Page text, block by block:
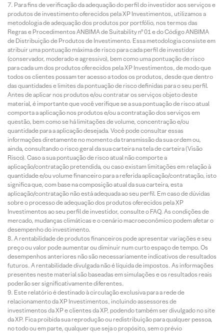
Para fins de verificação da adequação do perfil do investidor aos serviços e
produtos de investimento oferecidos pela XP Investimentos, utilizamos a
metodologia de adequação dos produtos por portfólio, nos termos das
Regras e Procedimentos ANBIMA de Suitability nº 01 e do Código ANBIMA
de Distribuição de Produtos de Investimento. Essa metodologia consiste em
atribuir uma pontuação máxima de risco para cada perfil de investidor
(conservador, moderado e agressivo), bem como uma pontuação de risco
para cada um dos produtos oferecidos pela XP Investimentos, de modo que
todos os clientes possam ter acesso a todos os produtos, desde que dentro
das quantidades e limites da pontuação de risco definidas para o seu perfil.
Antes de aplicar nos produtos e/ou contratar os serviços objeto deste
material, é importante que você verifique se a sua pontuação de risco atual
comporta a aplicação nos produtos e/ou a contratação dos serviços em
questão, bem como se há limitações de volume, concentração e/ou
quantidade para a aplicação desejada. Você pode consultar essas
informações diretamente no momento da transmissão da sua ordem ou,
ainda, consultando o risco geral da sua carteira na tela de carteira (Visão
Risco). Caso a sua pontuação de risco atual não comporte a
aplicação/contratação pretendida, ou caso existam limitações em relação à
quantidade e/ou volume financeiro para a referida aplicação/contratação, isto
significa que, com base na composição atual da sua carteira, esta
aplicação/contratação não está adequada ao seu perfil. Em caso de dúvidas
sobre o processo de adequação dos produtos oferecidos pela XP
Investimentos ao seu perfil de investidor, consulte o FAQ. As condições de
mercado, mudanças climáticas e o cenário macroeconômico podem afetar o
desempenho do investimento.
A rentabilidade de produtos financeiros pode apresentar variações e seu
preço ou valor pode aumentar ou diminuir num curto espaço de tempo. Os
desempenhos anteriores não são necessariamente indicativos de resultados
futuros. A rentabilidade divulgada não é líquida de impostos. As informações
presentes neste material são baseadas em simulações e os resultados reais
poderão ser significativamente diferentes.
Este relatório é destinado à circulação exclusiva para a rede de
relacionamento da XP Investimentos, incluindo assessores de
investimentos da XP e clientes da XP, podendo também ser divulgado no site
da XP. Fica proibida sua reprodução ou redistribuição para qualquer pessoa,
no todo ou em parte, qualquer que seja o propósito, sem o prévio